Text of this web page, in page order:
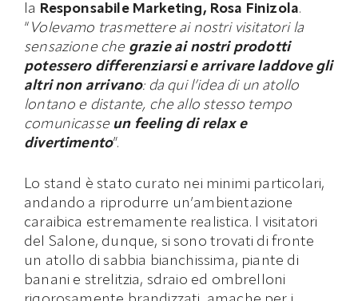
la Responsabile Marketing, Rosa Finizola.
“ Volevamo trasmettere ai nostri visitatori la
sensazione che grazie ai nostri prodotti
potessero differenziarsi e arrivare laddove gli
altri non arrivano: da qui l’idea di un atollo
lontano e distante, che allo stesso tempo
comunicasse un feeling di relax e
divertimento”.
Lo stand è stato curato nei minimi particolari,
andando a riprodurre un’ambientazione
caraibica estremamente realistica. I visitatori
del Salone, dunque, si sono trovati di fronte
un atollo di sabbia bianchissima, piante di
banani e strelitzia, sdraio ed ombrelloni